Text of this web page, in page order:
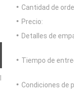
Cantidad de
Precio:
Detalles de
Tiempo de
Condiciones de